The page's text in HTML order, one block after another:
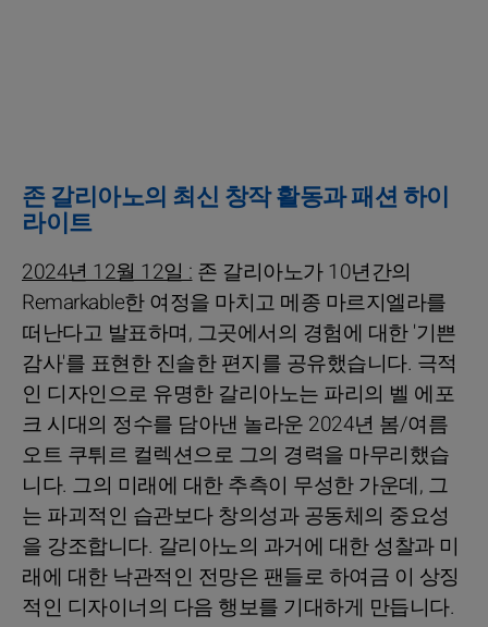
존 갈리아노의 최신 창작 활동과 패션 하이
라이트
2024년 12월 12일 :존 갈리아노가 10년간의
Remarkable한 여정을 마치고 메종 마르지엘라를
떠난다고 발표하며, 그곳에서의 경험에 대한 '기쁜
감사'를 표현한 진솔한 편지를 공유했습니다. 극적
인 디자인으로 유명한 갈리아노는 파리의 벨 에포
크 시대의 정수를 담아낸 놀라운 2024년 봄/여름
오트 쿠튀르 컬렉션으로 그의 경력을 마무리했습
니다. 그의 미래에 대한 추측이 무성한 가운데, 그
는 파괴적인 습관보다 창의성과 공동체의 중요성
을 강조합니다. 갈리아노의 과거에 대한 성찰과 미
래에 대한 낙관적인 전망은 팬들로 하여금 이 상징
적인 디자이너의 다음 행보를 기대하게 만듭니다.